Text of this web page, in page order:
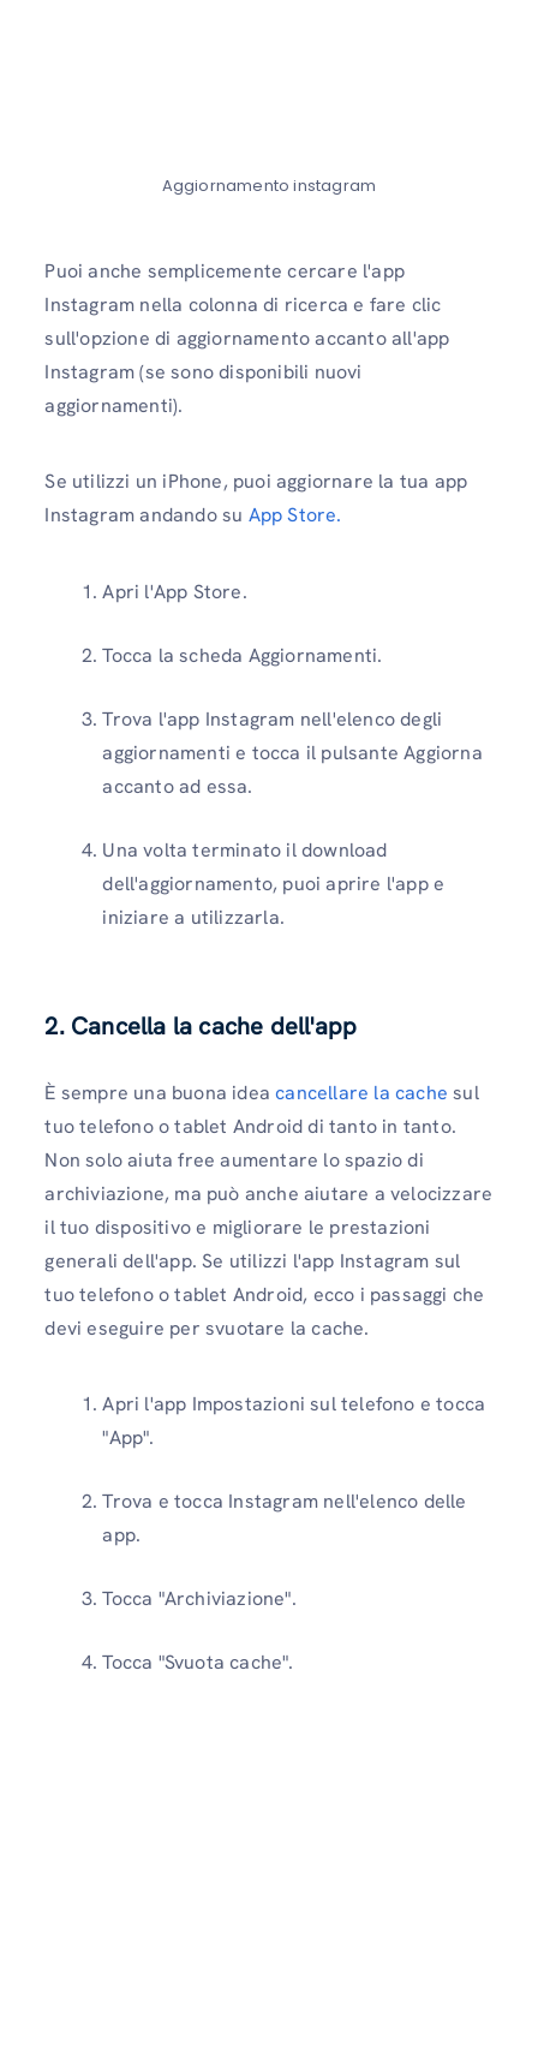
Aggiornamento instagram
Puoi anche semplicemente cercare l'app
Instagram nella colonna di ricerca e fare clic
sull'opzione di aggiornamento accanto all'app
Instagram (se sono disponibili nuovi
aggiornamenti).
Se utilizzi un iPhone, puoi aggiornare la tua app
Instagram andando su App Store.
Apri l'App Store.
Tocca la scheda Aggiornamenti.
Trova l'app Instagram nell'elenco degli
aggiornamenti e tocca il pulsante Aggiorna
accanto ad essa.
Una volta terminato il download
dell'aggiornamento, puoi aprire l'app e
iniziare a utilizzarla.
2. Cancella la cache dell'app
È sempre una buona ideacancellare la cache sul
tuo telefono o tablet Android di tanto in tanto.
Non solo aiuta free aumentare lo spazio di
archiviazione, ma può anche aiutare a velocizzare
il tuo dispositivo e migliorare le prestazioni
generali dell'app. Se utilizzi l'app Instagram sul
tuo telefono o tablet Android, ecco i passaggi che
devi eseguire per svuotare la cache.
Apri l'app Impostazioni sul telefono e tocca
"App".
Trova e tocca Instagram nell'elenco delle
app.
Tocca "Archiviazione".
Tocca "Svuota cache".